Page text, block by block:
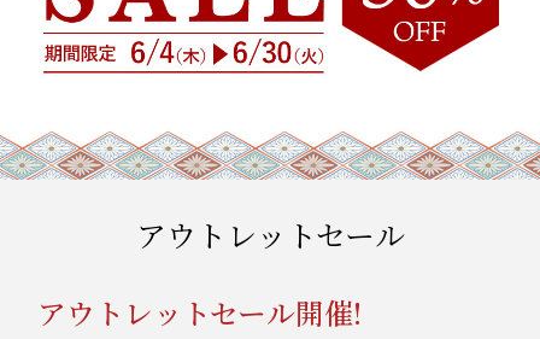
アウトレットセール
アウトレットセール開催!